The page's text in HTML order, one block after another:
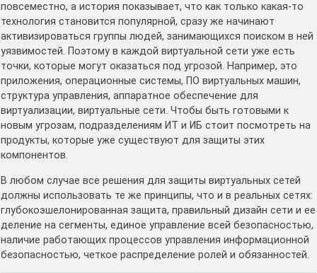
повсеместно, а история показывает, что как только какая-то
технология становится популярной, сразу же начинают
активизироваться группы людей, занимающихся поиском в ней
уязвимостей. Поэтому в каждой виртуальной сети уже есть
точки, которые могут оказаться под угрозой. Например, это
приложения, операционные системы, ПО виртуальных машин,
структура управления, аппаратное обеспечение для
виртуализации, виртуальные сети. Чтобы быть готовыми к
новым угрозам, подразделениям ИТ и ИБ стоит посмотреть на
продукты, которые уже существуют для защиты этих
компонентов.
В любом случае все решения для защиты виртуальных сетей
должны использовать те же принципы, что и в реальных сетях:
глубокоэшелонированная защита, правильный дизайн сети и ее
деление на сегменты, единое управление всей безопасностью,
наличие работающих процессов управления информационной
безопасностью, четкое распределение ролей и обязанностей.